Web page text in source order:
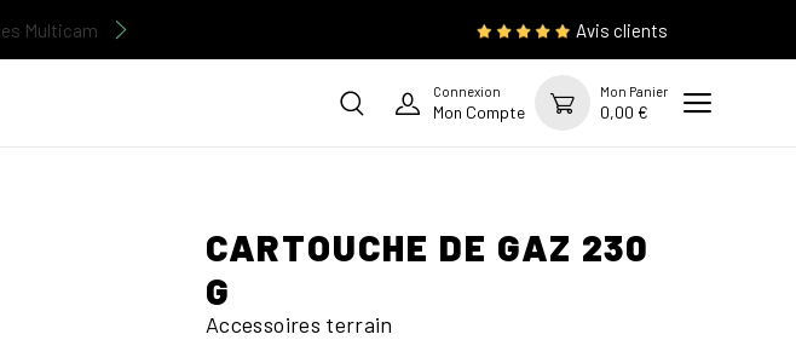
Multicam Avis clients
Connexion
Mon Compte
Mon Panier
0,00 €
CARTOUCHE DE GAZ 230
G
Accessoires terrain